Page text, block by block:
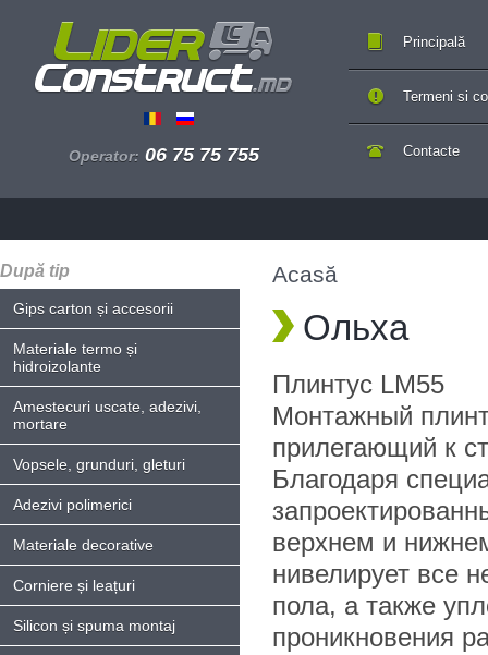
Operator: 06 75 75 755
Principală
Contacte
Termeni si
După tip
Gips carton și accesorii
Materiale termo și
hidroizolante
Amestecuri uscate, adezivi,
mortare
Vopsele, grunduri, gleturi
Adezivi polimerici
Materiale decorative
Corniere și leațuri
Silicon și spuma montaj
Acasă
Ольха
Плинтус LM55
Монтажный
прилегающий к
Благодаря
верхнем и
нивелирует все
пола, а также
проникновения